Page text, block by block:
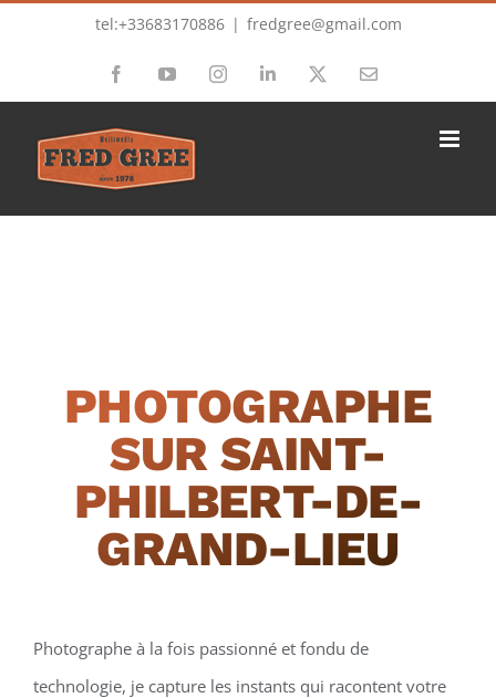
tel:+33683170886 | fredgree@gmail.com
FacebookYouTubeInstagramLinkedIn Email
PHOTOGRAPHE
SUR SAINT-
PHILBERT-DE-
GRAND-LIEU
Photographe à la fois passionné et fondu de
technologie, je capture les instants qui racontent votre